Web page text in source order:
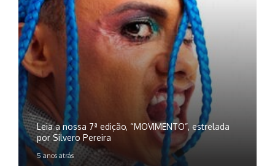
Leia a nossa 7ª edição, “MOVIMENTO”, estrelada
por Silvero Pereira
5 anos atrás